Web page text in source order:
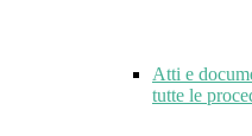
Atti e
tutte le